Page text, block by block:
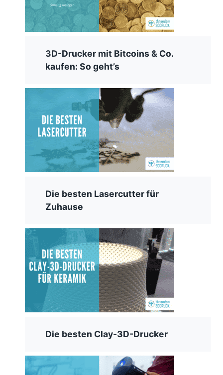
3D-Drucker mit Bitcoins & Co.
kaufen: So geht’s
Die besten Lasercutter für
Zuhause
Die besten Clay-3D-Drucker